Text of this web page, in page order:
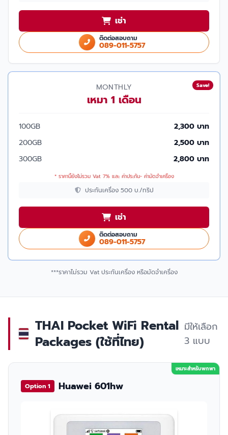
เช่า
ติดต่อสอบถาม
089-011-5757
Save!
MONTHLY
เหมา 1 เดือน
100GB
2,300 บาท
200GB
2,500 บาท
300GB
2,800 บาท
* ราคานี้ยังไม่รวม Vat 7% และ ค่าประกัน- ค่ามัดจำเครื่อง
ประกันเครื่อง 500 บ./ทริป
เช่า
ติดต่อสอบถาม
089-011-5757
***ราคาไม่รวม Vat ประกันเครื่อง หรือมัดจำเครื่อง
THAI Pocket WiFi Rental
Packages (ใช้ที่ไทย)
มีให้เลือก
3 แบบ
เหมาะสำหรับพกพา
Option 1 Huawei 601hw